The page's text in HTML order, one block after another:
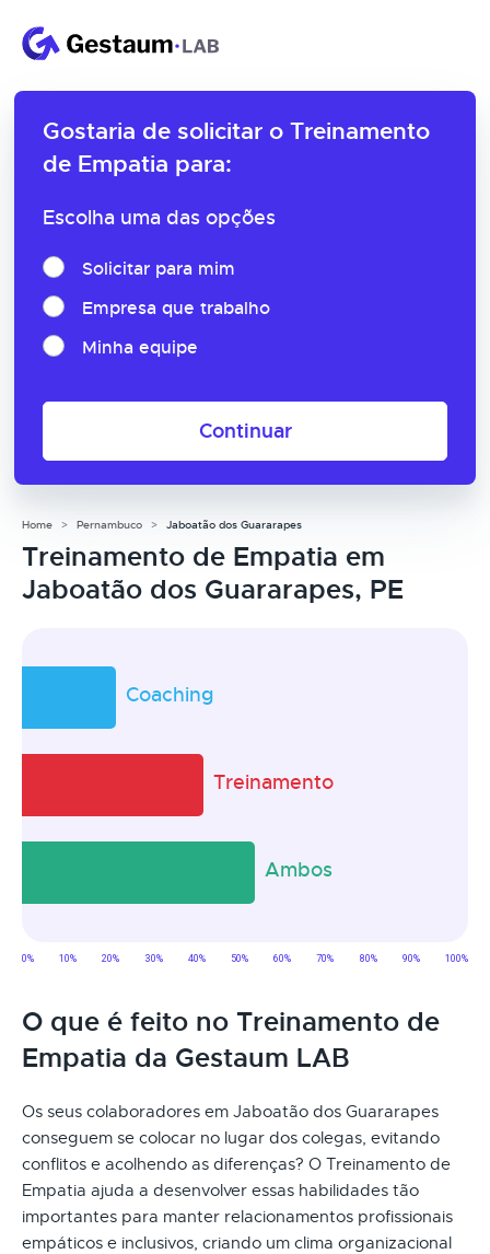
Gostaria de solicitar o Treinamento
de Empatia para:
Escolha uma das opções
Solicitar para mim
Empresa que trabalho
Minha equipe
Continuar
Home Pernambuco Jaboatão dos Guararapes
Treinamento de Empatia em
Jaboatão dos Guararapes, PE
O que é feito no Treinamento de
Empatia da Gestaum LAB
Os seus colaboradores em Jaboatão dos Guararapes
conseguem se colocar no lugar dos colegas, evitando
conflitos e acolhendo as diferenças? O Treinamento de
Empatia ajuda a desenvolver essas habilidades tão
importantes para manter relacionamentos profissionais
empáticos e inclusivos, criando um clima organizacional